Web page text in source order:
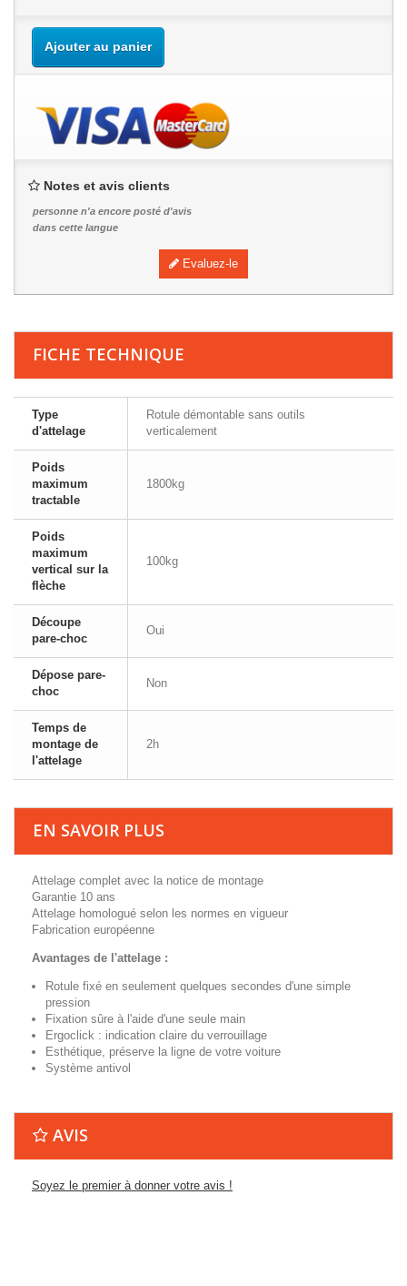
Ajouter au panier
Notes et avis clients
personne n'a encore posté d'avis
dans cette langue
Evaluez-le
FICHE TECHNIQUE
Type
d'attelage
Rotule démontable sans outils
verticalement
Poids
maximum
tractable
1800kg
Poids
maximum
vertical sur la
flèche
100kg
Découpe
pare-choc
Oui
Dépose pare-
choc
Non
Temps de
montage de
l'attelage
2h
EN SAVOIR PLUS
Attelage complet avec la notice de montage
Garantie 10 ans
Attelage homologué selon les normes en vigueur
Fabrication européenne
Avantages de l'attelage :
Rotule fixé en seulement quelques secondes d'une simple
pression
Fixation sûre à l'aide d'une seule main
Ergoclick : indication claire du verrouillage
Esthétique, préserve la ligne de votre voiture
Système antivol
AVIS
Soyez le premier à donner votre avis !